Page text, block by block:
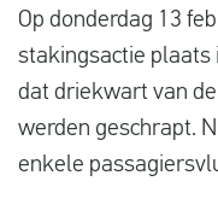
Vlucht gewijzigd
Aansluiting gemist
Op donderdag 13
stakingsactie plaats
dat driekwart van
werden geschrapt.
enkele